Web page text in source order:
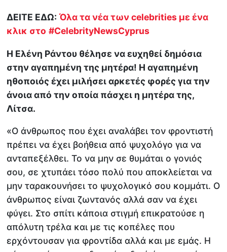
ΔΕΙΤΕ ΕΔΩ: Όλα τα νέα των celebrities με ένα
κλικ στο #CelebrityNewsCyprus
Η Ελένη Ράντου θέλησε να ευχηθεί δημόσια
στην αγαπημένη της μητέρα! Η αγαπημένη
ηθοποιός έχει μιλήσει αρκετές φορές για την
άνοια από την οποία πάσχει η μητέρα της,
Λίτσα.
«Ο άνθρωπος που έχει αναλάβει τον φροντιστή
πρέπει να έχει βοήθεια από ψυχολόγο για να
ανταπεξέλθει. Το να μην σε θυμάται ο γονιός
σου, σε χτυπάει τόσο πολύ που αποκλείεται να
μην ταρακουνήσει το ψυχολογικό σου κομμάτι. Ο
άνθρωπος είναι ζωντανός αλλά σαν να έχει
φύγει. Στο σπίτι κάποια στιγμή επικρατούσε η
απόλυτη τρέλα και με τις κοπέλες που
ερχόντουσαν για φροντίδα αλλά και με εμάς. Η